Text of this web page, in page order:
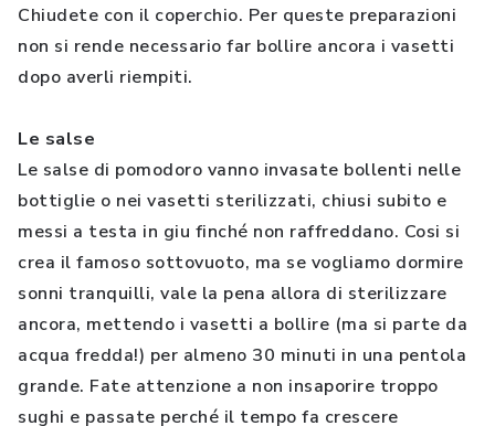
Chiudete con il coperchio. Per queste preparazioni
non si rende necessario far bollire ancora i vasetti
dopo averli riempiti.
Le salse
Le salse di pomodoro vanno invasate bollenti nelle
bottiglie o nei vasetti sterilizzati, chiusi subito e
messi a testa in giu finché non raffreddano. Cosi si
crea il famoso sottovuoto, ma se vogliamo dormire
sonni tranquilli, vale la pena allora di sterilizzare
ancora, mettendo i vasetti a bollire (ma si parte da
acqua fredda!) per almeno 30 minuti in una pentola
grande. Fate attenzione a non insaporire troppo
sughi e passate perché il tempo fa crescere